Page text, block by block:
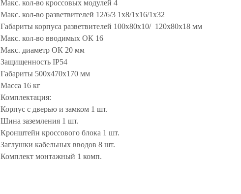
Макс. кол-во кроссовых модулей 4
Макс. кол-во разветвителей 12/6/3 1х8/1х16/1х32
Габариты корпуса разветвителей 100х80х10/ 120х80х18 мм
Макс. кол-во вводимых ОК 16
Макс. диаметр ОК 20 мм
Защищенность IP54
Габариты 500х470х170 мм
Масса 16 кг
Комплектация:
Корпус с дверью и замком 1 шт.
Шина заземления 1 шт.
Кронштейн кроссового блока 1 шт.
Заглушки кабельных вводов 8 шт.
Комплект монтажный 1 комп.